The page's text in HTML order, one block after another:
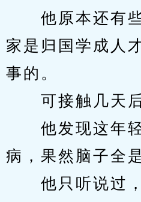
他原本还有些
家是归国学成人
事的。
可接触几天后
他发现这年轻
病，果然脑子全
他只听说过，